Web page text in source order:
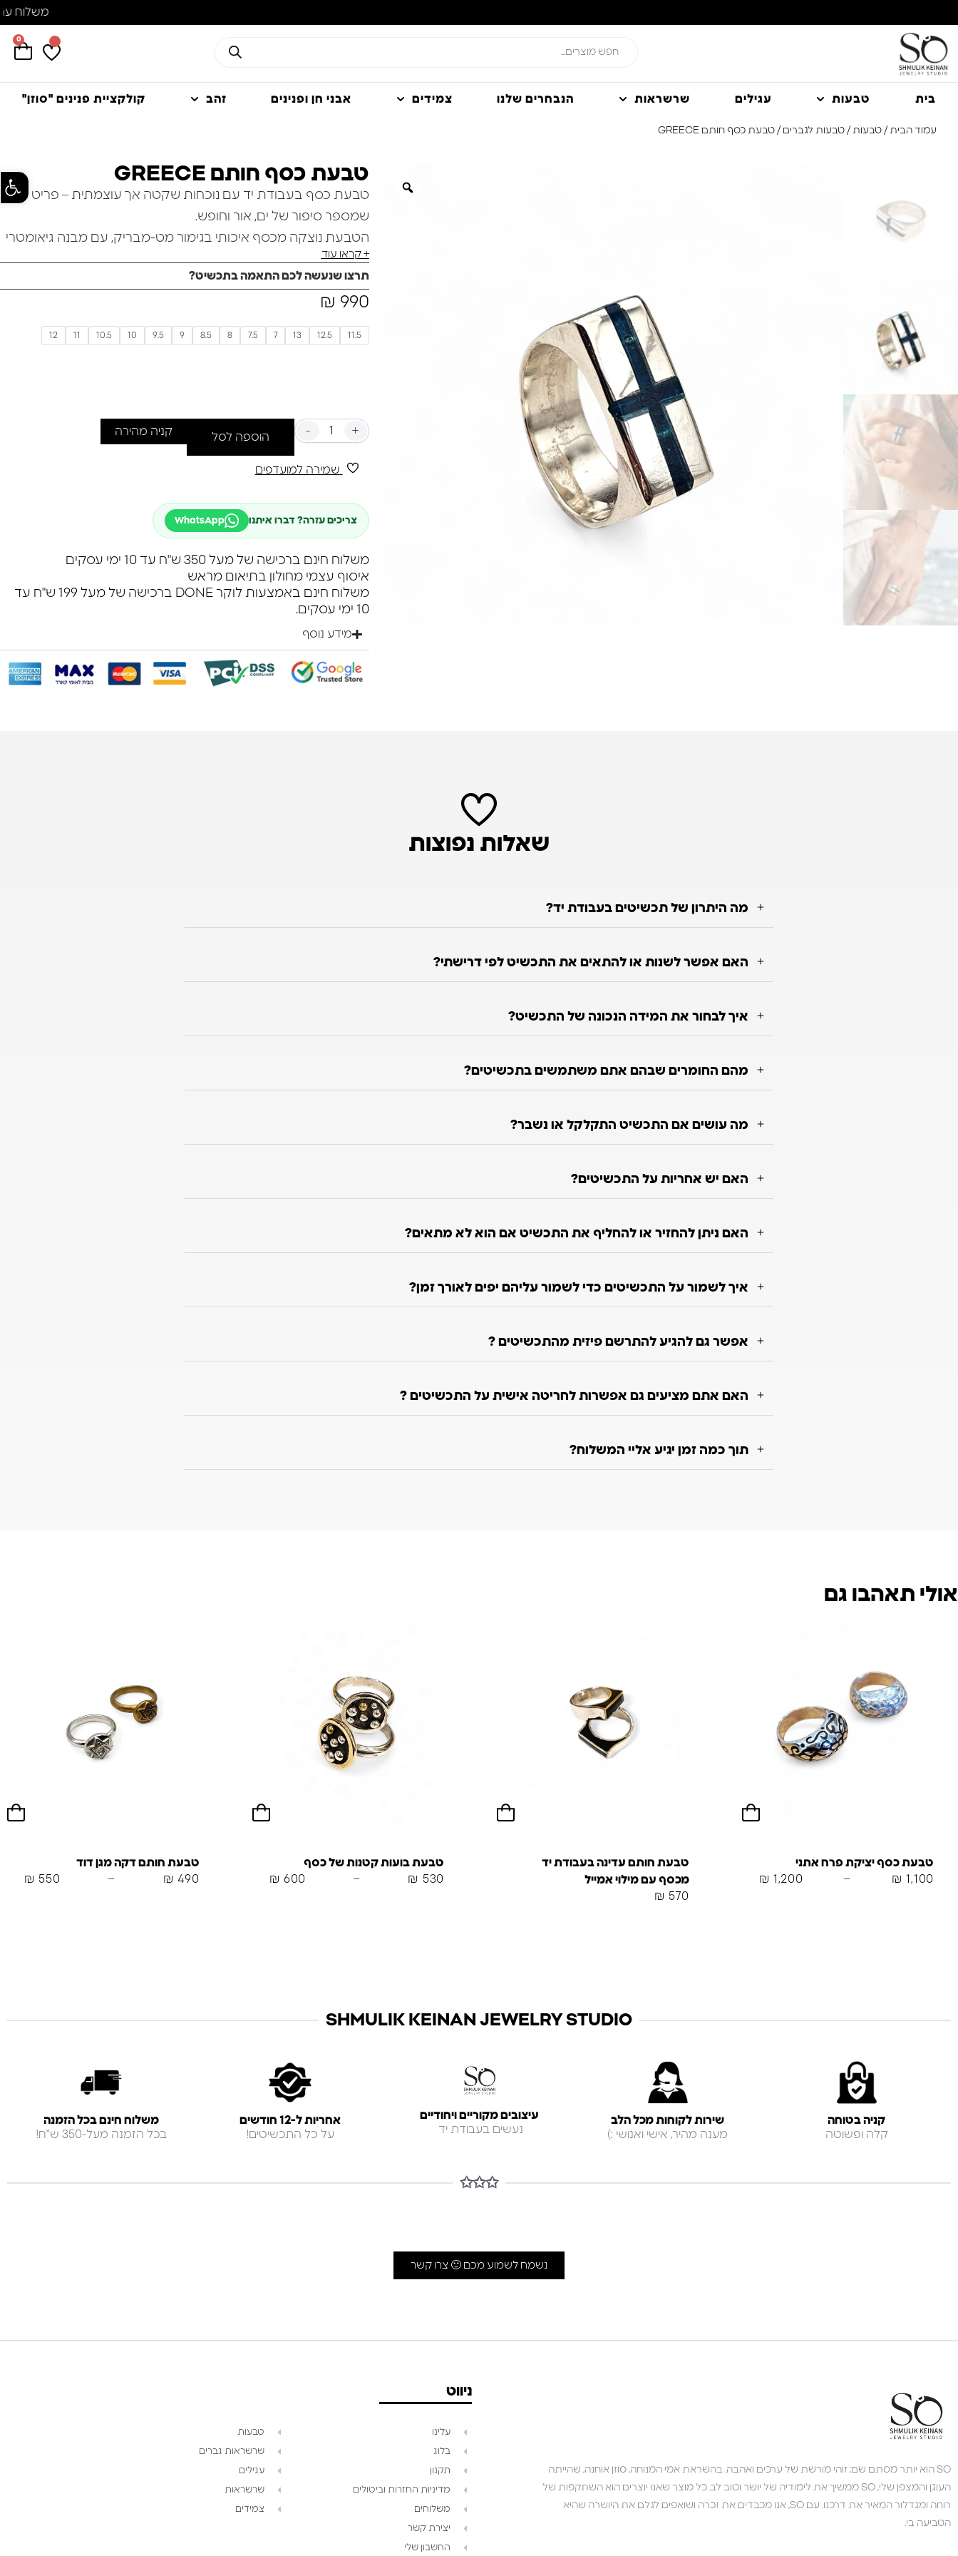
0
בית טבעות עגילים שרשראות הנבחרים שלנו צמידים אבני חן ופנינים זהב קולקציית פנינים "סוזן"
עמוד הבית / טבעות / טבעות לגברים / טבעת כסף חותם GREECE
טבעת כסף חותם GREECE
טבעת כסף בעבודת יד עם נוכחות שקטה אך עוצמתית – פריט
שמספר סיפור של ים, אור וחופש.
הטבעת נוצקה מכסף איכותי בגימור מט-מבריק, עם מבנה גיאומטרי
נקי ומודרני שמעניק לה אופי ייחודי ונוכחות אלגנטית על היד.
במרכזה חריטה מדויקת ועדינה, הממולאת באמייל כחול שקוף – גוון
עמוק המזכיר את מי הים הצלולים של איי יוון תחת שמש קיצית.
+ קראו עוד
תרצו שנעשה לכם התאמה בתכשיט?
₪ 990
11.5
12.5
13
7
7.5
8
8.5
9
9.5
10
10.5
11
12
- +
הוספה לסל קניה מהירה
שמירה למועדפים
צריכים עזרה? דברו איתנו WhatsApp
משלוח חינם ברכישה של מעל 350 ש"ח עד 10 ימי עסקים
איסוף עצמי מחולון בתיאום מראש
משלוח חינם באמצעות לוקר DONE ברכישה של מעל 199 ש"ח עד
10 ימי עסקים.
מידע נוסף
שאלות נפוצות
מה היתרון של תכשיטים בעבודת יד?
האם אפשר לשנות או להתאים את התכשיט לפי דרישתי?
איך לבחור את המידה הנכונה של התכשיט?
מהם החומרים שבהם אתם משתמשים בתכשיטים?
מה עושים אם התכשיט התקלקל או נשבר?
האם יש אחריות על התכשיטים?
האם ניתן להחזיר או להחליף את התכשיט אם הוא לא מתאים?
איך לשמור על התכשיטים כדי לשמור עליהם יפים לאורך זמן?
אפשר גם להגיע להתרשם פיזית מהתכשיטים ?
האם אתם מציעים גם אפשרות לחריטה אישית על התכשיטים ?
תוך כמה זמן יגיע אליי המשלוח?
אולי תאהבו גם
טבעת כסף יציקת פרח אתני
₪ 1,100
–
₪ 1,200
טבעת חותם עדינה בעבודת יד
מכסף עם מילוי אמייל
₪ 570
טבעת בועות קטנות של כסף
₪ 530
–
₪ 600
טבעת חותם דקה מגן דוד
₪ 490
–
₪ 550
SHMULIK KEINAN JEWELRY STUDIO
קניה בטוחה
קלה ופשוטה
שירות לקוחות מכל הלב
מענה מהיר, אישי ואנושי :)
עיצובים מקוריים ויחודיים
נעשים בעבודת יד
אחריות ל-12 חודשים
על כל התכשיטים!
משלוח חינם בכל הזמנה
בכל הזמנה מעל-350 ש"ח!
✩✩✩
נשמח לשמוע מכם 🙂 צרו קשר
SO הוא יותר מסתם שם; זוהי מורשת של ערכים ואהבה. בהשראת אמי המנוחה, סוזן אוחנה, שהייתה
העוגן והמצפן שלי, SO ממשיך את לימודיה של יושר וטוב לב. כל מוצר שאנו יוצרים הוא השתקפות של
רוחה ומגדלור המאיר את דרכנו. עם SO, אנו מכבדים את זכרה ושואפים לגלם את היושרה שהיא
הטביעה בי.
ניווט
עלינו
בלוג
תקנון
מדיניות החזרות וביטולים
משלוחים
יצירת קשר
החשבון שלי
טבעות
שרשראות גברים
עגילים
שרשראות
צמידים
פתח